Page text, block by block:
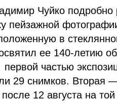
Чуйко подробно
пейзажной
в
ее 140-летию
частью
29 снимков. Вторая
12 августа на